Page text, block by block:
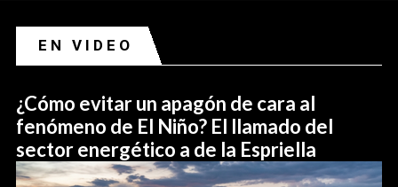
EN VIDEO
¿Cómo evitar un apagón de cara al
fenómeno de El Niño? El llamado del
sector energético a de la Espriella